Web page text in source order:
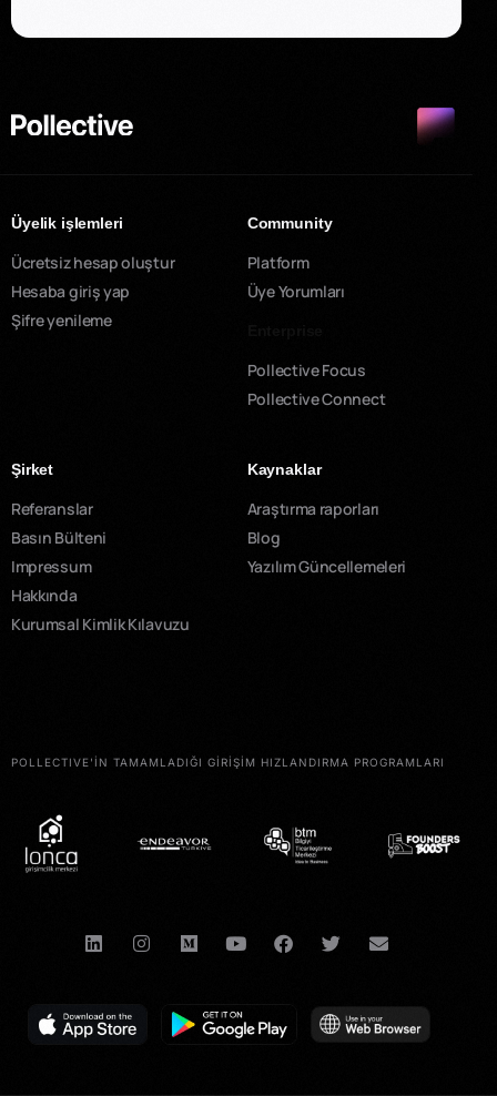
Üyelik işlemleri
Ücretsiz hesap oluştur
Hesaba giriş yap
Şifre yenileme
Community
Platform
Üye Yorumları
Pollective Focus
Pollective Connect
Şirket
Referanslar
Basın Bülteni
Impressum
Hakkında
Kurumsal Kimlik Kılavuzu
Kaynaklar
Araştırma raporları
Blog
Yazılım Güncellemeleri
POLLECTIVE'İN TAMAMLADIĞI GİRİŞİM HIZLANDIRMA PROGRAMLARI